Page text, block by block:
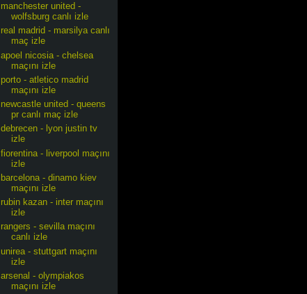
manchester united -
wolfsburg canlı izle
real madrid - marsilya canlı
maç izle
apoel nicosia - chelsea
maçını izle
porto - atletico madrid
maçını izle
newcastle united - queens
pr canlı maç izle
debrecen - lyon justin tv
izle
fiorentina - liverpool maçını
izle
barcelona - dinamo kiev
maçını izle
rubin kazan - inter maçını
izle
rangers - sevilla maçını
canlı izle
unirea - stuttgart maçını
izle
arsenal - olympiakos
maçını izle